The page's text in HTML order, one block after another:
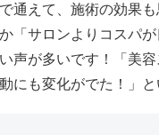
で通えて、施術の効果
「サロンよりコスパ
声が多いです！「美
にも変化がでた！」と